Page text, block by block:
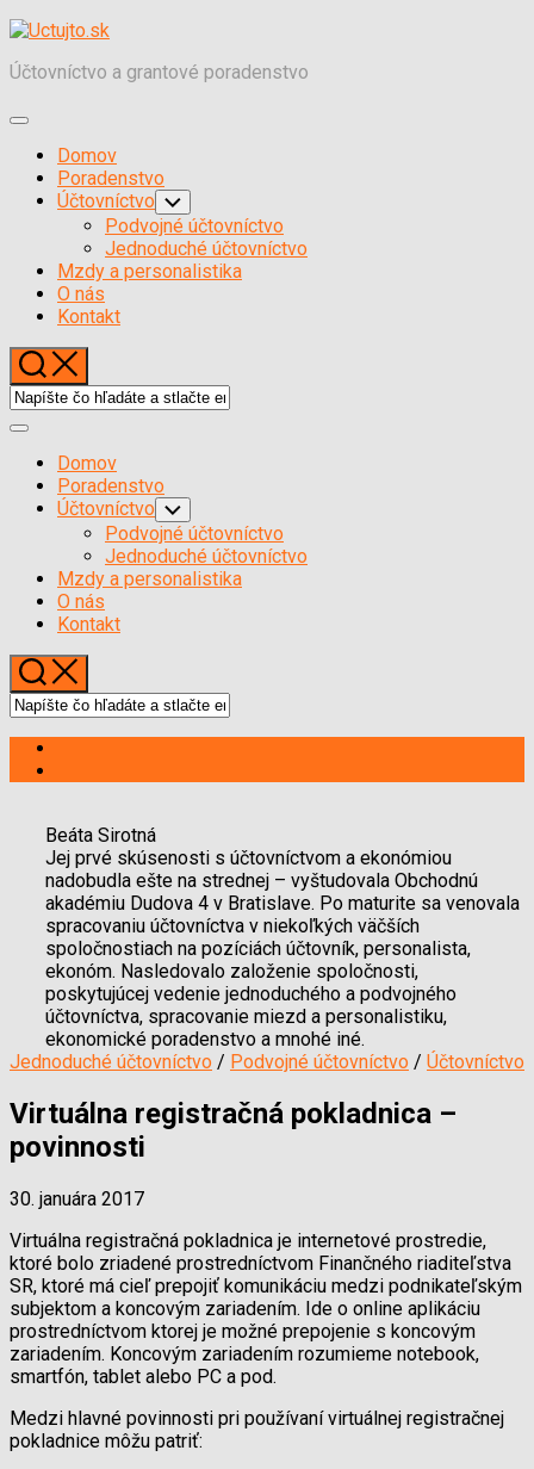
Skočiť
obsah
Účtovníctvo a grantové poradenstvo
Expand
Domov
Poradenstvo
Účtovníctvo Toggle
Child
Menu
Podvojné účtovníctvo
Jednoduché účtovníctvo
Mzdy a personalistika
O nás
Kontakt
Expand
Domov
Poradenstvo
Účtovníctvo Toggle
Child
Menu
Podvojné účtovníctvo
Jednoduché účtovníctvo
Mzdy a personalistika
O nás
Kontakt
Beáta Sirotná
Jej prvé skúsenosti s účtovníctvom a ekonómiou
nadobudla ešte na strednej – vyštudovala Obchodnú
akadémiu Dudova 4 v Bratislave. Po maturite sa venovala
spracovaniu účtovníctva v niekoľkých väčších
spoločnostiach na pozíciách účtovník, personalista,
ekonóm. Nasledovalo založenie spoločnosti,
poskytujúcej vedenie jednoduchého a podvojného
účtovníctva, spracovanie miezd a personalistiku,
ekonomické poradenstvo a mnohé iné.
Jednoduché účtovníctvo / Podvojné účtovníctvo / Účtovníctvo
Virtuálna registračná pokladnica –
povinnosti
30. januára 2017
Virtuálna registračná pokladnica je internetové prostredie,
ktoré bolo zriadené prostredníctvom Finančného riaditeľstva
SR, ktoré má cieľ prepojiť komunikáciu medzi podnikateľským
subjektom a koncovým zariadením. Ide o online aplikáciu
prostredníctvom ktorej je možné prepojenie s koncovým
zariadením. Koncovým zariadením rozumieme notebook,
smartfón, tablet alebo PC a pod.
Medzi hlavné povinnosti pri používaní virtuálnej registračnej
pokladnice môžu patriť: